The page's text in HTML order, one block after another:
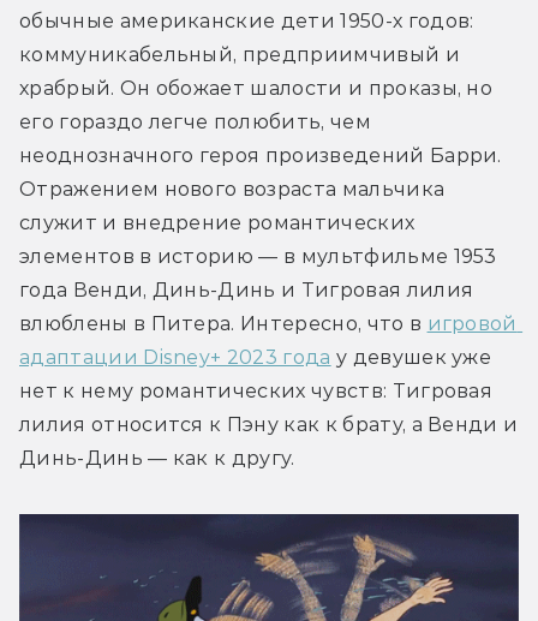
обычные американские дети 1950-х годов:
коммуникабельный, предприимчивый и
храбрый. Он обожает шалости и проказы, но
его гораздо легче полюбить, чем
неоднозначного героя произведений Барри.
Отражением нового возраста мальчика
служит и внедрение романтических
элементов в историю — в мультфильме 1953
года Венди, Динь-Динь и Тигровая лилия
влюблены в Питера. Интересно, что в игровой
адаптации Disney+ 2023 года у девушек уже
нет к нему романтических чувств: Тигровая
лилия относится к Пэну как к брату, а Венди и
Динь-Динь — как к другу.